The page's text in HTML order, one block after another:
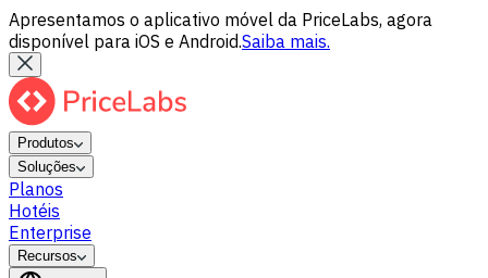
Apresentamos o aplicativo móvel da PriceLabs, agora
disponível para iOS e Android.Saiba mais.
Produtos
Soluções
Planos
Hotéis
Enterprise
Recursos